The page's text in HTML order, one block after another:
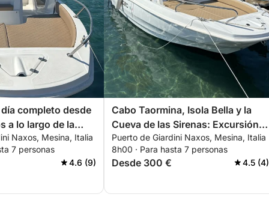
completo desde
a lo largo de la
Naxos, Mesina, Italia
7 personas
4.6 (9)
Cabo Taormina, Isola Bella y la
Cueva de las Sirenas: Excursión
de día completo
Puerto de Giardini Naxos, Mesina, Italia
8h00 · Para hasta 7 personas
Desde 300 € 4.5 (4)